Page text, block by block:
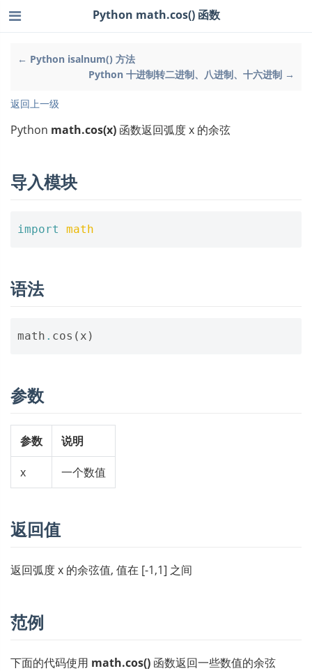
← Python isalnum() 方法
Python 十进制转二进制、八进制、十六进制 →
Python math.cos() 函数
返回上一级
Python math.cos(x) 函数返回弧度 x 的余弦
导入模块
import math
语法
math . cos ( x )
参数
参数 说明
x 一个数值
返回值
返回弧度 x 的余弦值, 值在 [-1,1] 之间
范例
下面的代码使用 math.cos() 函数返回一些数值的余弦